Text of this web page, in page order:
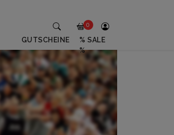
0
GUTSCHEINE
% SALE
%